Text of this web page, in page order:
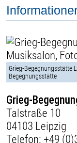
Grieg-Begegnungsstätte
Begegnungsstätte
Grieg-
Talstraße 10
04103 Leipzig
Telefon: +49